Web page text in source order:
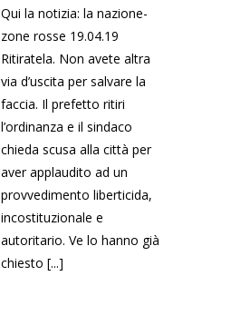
Qui la notizia: la nazione-
zone rosse 19.04.19
Ritiratela. Non avete altra
via d’uscita per salvare la
faccia. Il prefetto ritiri
l’ordinanza e il sindaco
chieda scusa alla città per
aver applaudito ad un
provvedimento liberticida,
incostituzionale e
autoritario. Ve lo hanno già
chiesto [...]